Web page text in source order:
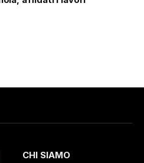
CHI SIAMO